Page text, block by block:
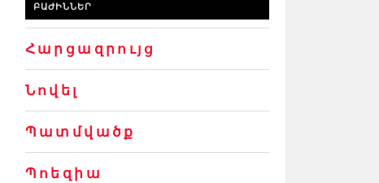
ԲԱԺԻՆՆԵՐ
Հարցազրույց
Նովել
Պատմվածք
Պոեզիա